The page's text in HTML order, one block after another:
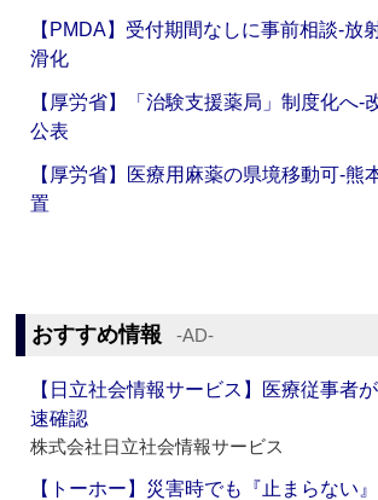
【PMDA】受付期間なしに事前相談‐放
滑化
【厚労省】「治験支援薬局」制度化へ‐
公表
【厚労省】医療用麻薬の県境移動可‐熊
置
おすすめ情報 ‐AD‐
【日立社会情報サービス】医療従事者
速確認
株式会社日立社会情報サービス
【トーホー】災害時でも『止まらない